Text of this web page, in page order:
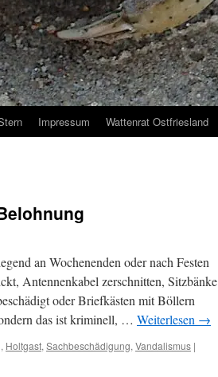
Impressum Wattenrat Ostfriesland
an Wochenenden oder nach Festen
Antennenkabel zerschnitten, Sitzbänke
oder Briefkästen mit Böllern
das ist kriminell, … Weiterlesen →
, Holtgast, Sachbeschädigung, Vandalismus |